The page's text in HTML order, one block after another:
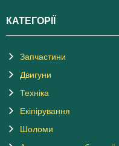
КАТЕГОРІЇ
Запчастини
Двигуни
Техніка
Екіпірування
Шоломи